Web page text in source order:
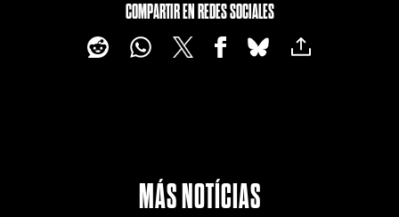
COMPARTIR EN REDES SOCIALES
MÁS NOTÍCIAS